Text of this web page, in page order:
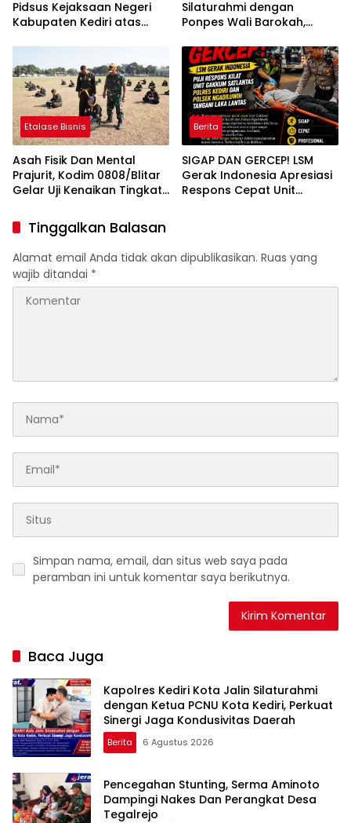
Pidsus Kejaksaan Negeri
Kabupaten Kediri atas
Penggunaan Material
Ilegal Proyek Tol Kediri
Oleh PT. HASTARI JAYA
SENTOSA
Silaturahmi dengan
Ponpes Wali Barokah,
Ulama
Etalase Bisnis
Asah Fisik Dan Mental
Prajurit, Kodim 0808/Blitar
Gelar Uji Kenaikan Tingkat
Berita
SIGAP DAN GERCEP! LSM
Gerak Indonesia Apresiasi
Respons Cepat Unit
Penanganan Kecelakaan
Lalu Lintas
Tinggalkan Balasan
Alamat email Anda tidak akan dipublikasikan. Ruas yang
wajib ditandai *
Simpan nama, email, dan situs web saya pada
peramban ini untuk komentar saya berikutnya.
Baca Juga
Kapolres Kediri Kota Jalin Silaturahmi
dengan Ketua PCNU Kota Kediri, Perkuat
Sinergi Jaga Kondusivitas Daerah
Berita 6 Agustus 2026
Pencegahan Stunting, Serma Aminoto
Dampingi Nakes Dan Perangkat Desa
Tegalrejo